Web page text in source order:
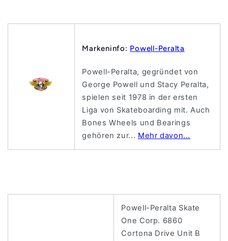
Markeninfo: Powell-Peralta
Powell-Peralta, gegründet von
George Powell und Stacy Peralta,
spielen seit 1978 in der ersten
Liga von Skateboarding mit. Auch
Bones Wheels und Bearings
gehören zur... Mehr davon...
Powell-Peralta Skate
One Corp. 6860
Cortona Drive Unit B